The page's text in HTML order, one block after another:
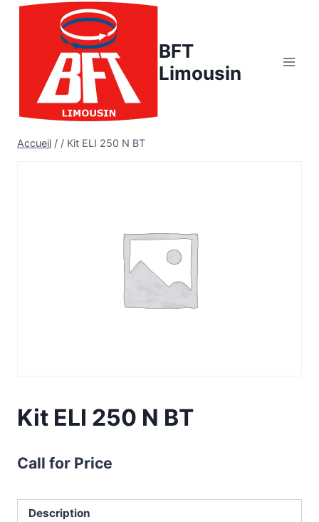
Aller
BFT
Limousin
Accueil / / Kit ELI 250 N BT
Kit ELI 250 N BT
Call for Price
Description